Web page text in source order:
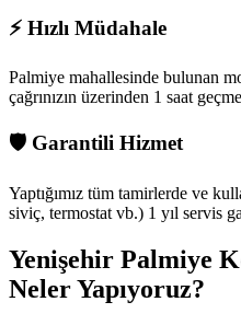
⚡ Hızlı Müdahale
Palmiye mahallesinde bulunan
çağrınızın üzerinden 1 saat
🛡️ Garantili Hizmet
Yaptığımız tüm tamirlerde ve
siviç, termostat vb.) 1 yıl servis
Yenişehir Palmiye
Neler Yapıyoruz?